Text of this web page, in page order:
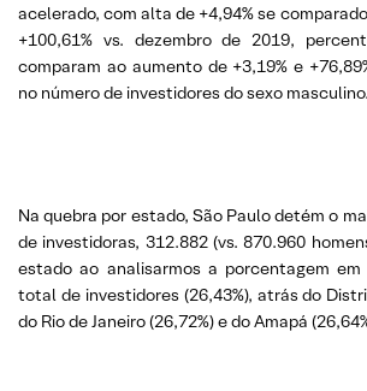
acelerado, com alta de +4,94% se
+100,61% vs. dezembro de 2019,
comparam ao aumento de +3,19% e
no número de investidores do sexo masculino.
Na quebra por estado, São Paulo detém o
de investidoras, 312.882 (vs. 870.960
estado ao analisarmos a porcentagem
total de investidores (26,43%), atrás do
do Rio de Janeiro (26,72%) e do Amapá